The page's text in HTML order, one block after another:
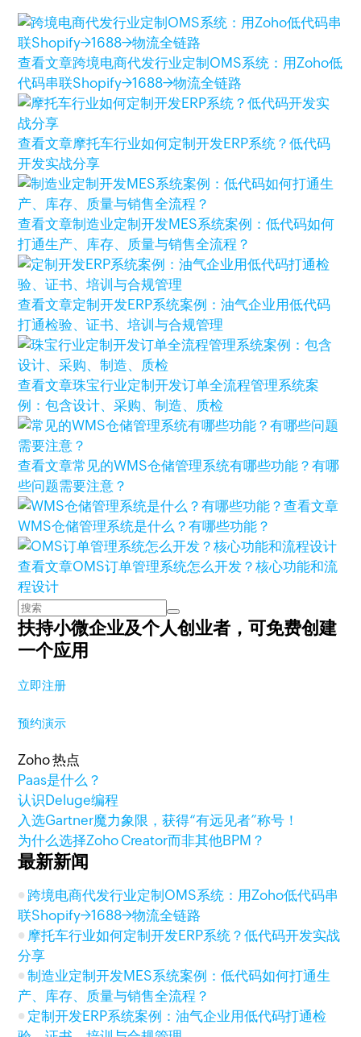
查看文章跨境电商代发行业定制OMS系统：用Zoho低
代码串联Shopify→1688→物流全链路
查看文章摩托车行业如何定制开发ERP系统？低代码
开发实战分享
查看文章制造业定制开发MES系统案例：低代码如何
打通生产、库存、质量与销售全流程？
查看文章定制开发ERP系统案例：油气企业用低代码
打通检验、证书、培训与合规管理
查看文章珠宝行业定制开发订单全流程管理系统案
例：包含设计、采购、制造、质检
查看文章常见的WMS仓储管理系统有哪些功能？有哪
些问题需要注意？
查看文章
WMS仓储管理系统是什么？有哪些功能？
查看文章OMS订单管理系统怎么开发？核心功能和流
程设计
扶持小微企业及个人创业者，可免费创建
一个应用
立即注册
预约演示
Zoho 热点
Paas是什么？
认识Deluge编程
入选Gartner魔力象限，获得“有远见者”称号！
为什么选择Zoho Creator而非其他BPM？
最新新闻
跨境电商代发行业定制OMS系统：用Zoho低代码串
联Shopify→1688→物流全链路
摩托车行业如何定制开发ERP系统？低代码开发实战
分享
制造业定制开发MES系统案例：低代码如何打通生
产、库存、质量与销售全流程？
定制开发ERP系统案例：油气企业用低代码打通检